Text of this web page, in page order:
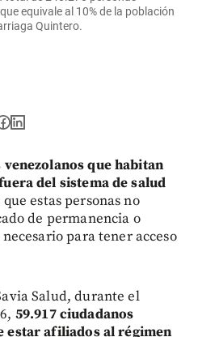
equivale al 10% de la población
Quintero.
que habitan
del sistema de salud
estas personas no
de permanencia o
para tener acceso
Salud, durante el
59.917 ciudadanos
estar afiliados al régimen